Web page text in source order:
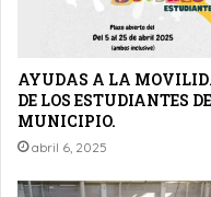
AYUDAS A LA
DE LOS ESTUDIANTES
MUNICIPIO.
abril 6, 2025